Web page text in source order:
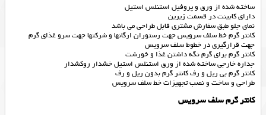
ساخته شده از ورق و پروفیل استنلس استیل
دارای کابینت در قسمت زیرین
نمای جلو طبق سفارش مشتری قابل طراحی می باشد
کانتر گرم خط سلف سرویس جهت رستوران ارگانها و شرکتها جهت سرو غذای گرم
جهت قرارگیری در خطوط سلف سرویس
کانتر گرم برای گرم نگه داشتن غذا و خورشت
جداره خارجی ساخته شده از ورق استنلس استیل خشدار روکشدار
کانتر گرم بی ریل و رف کانتر گرم بدون ریل و رف
طراحی و ساخت و نصب تجهیزات خط سلف سرویس
کانتر گرم سلف سرویس